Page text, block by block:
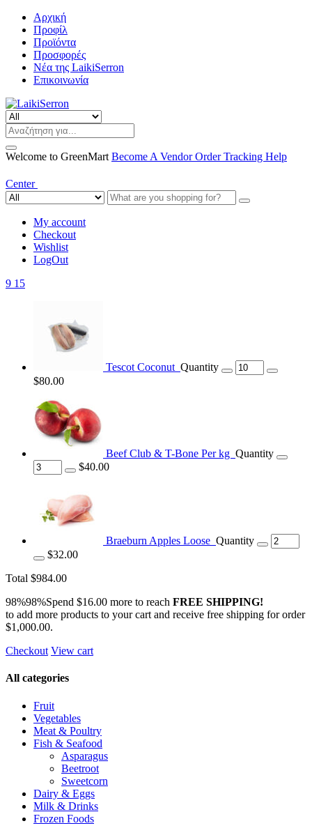
Αρχική
Προφίλ
Προϊόντα
Προσφορές
Νέα της LaikiSerron
Επικοινωνία
Welcome to GreenMart Become A VendorOrder Tracking Help
Center
My account
Checkout
Wishlist
LogOut
9 15
Tescot Coconut Quantity
$80.00
Beef Club & T-Bone Per kg Quantity
$40.00
Braeburn Apples Loose Quantity
$32.00
Total $984.00
98%98%Spend $16.00 more to reach FREE SHIPPING!
to add more products to your cart and receive free shipping for order
$1,000.00.
Checkout View cart
All categories
Fruit
Vegetables
Meat & Poultry
Fish & Seafood
Asparagus
Beetroot
Sweetcorn
Dairy & Eggs
Milk & Drinks
Frozen Foods